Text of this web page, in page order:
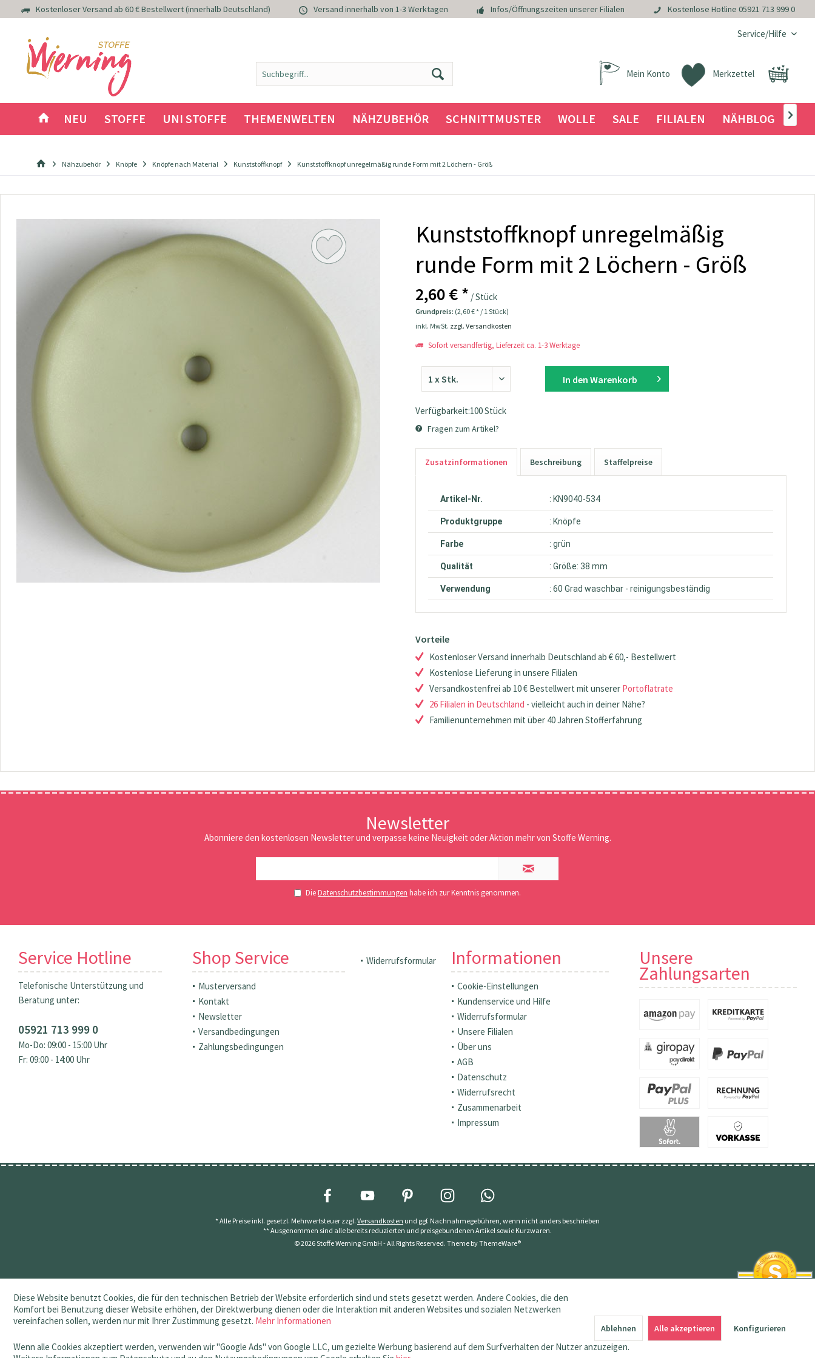
Kostenloser Versand ab 60 € Bestellwert (innerhalb Deutschland) Versand innerhalb von 1-3 Werktagen Infos/Öffnungszeiten unserer Filialen Kostenlose Hotline 05921 713 999 0
Service/Hilfe
Merkzettel
Mein Konto
NEU STOFFE UNI STOFFE THEMENWELTEN NÄHZUBEHÖR SCHNITTMUSTER WOLLE SALE FILIALEN NÄHBLOG 
Nähzubehör Knöpfe Knöpfe nach Material Kunststoffknopf Kunststoffknopf unregelmäßig runde Form mit 2 Löchern - Größ
Kunststoffknopf unregelmäßig
runde Form mit 2 Löchern - Größ
2,60 € * / Stück
Grundpreis: (2,60 € * / 1 Stück)
inkl. MwSt. zzgl. Versandkosten
Sofort versandfertig, Lieferzeit ca. 1-3 Werktage
In den Warenkorb
Verfügbarkeit:100 Stück
Fragen zum Artikel?
Zusatzinformationen Beschreibung Staffelpreise
Artikel-Nr. : KN9040-534
Produktgruppe : Knöpfe
Farbe : grün
Qualität : Größe: 38 mm
Verwendung : 60 Grad waschbar - reinigungsbeständig
Vorteile
Kostenloser Versand innerhalb Deutschland ab € 60,- Bestellwert
Kostenlose Lieferung in unsere Filialen
Versandkostenfrei ab 10 € Bestellwert mit unserer Portoflatrate
26 Filialen in Deutschland - vielleicht auch in deiner Nähe?
Familienunternehmen mit über 40 Jahren Stofferfahrung
Newsletter
Abonniere den kostenlosen Newsletter und verpasse keine Neuigkeit oder Aktion mehr von Stoffe Werning.
DieDatenschutzbestimmungen habe ich zur Kenntnis genommen.
Service Hotline
Telefonische Unterstützung und
Beratung unter:
05921 713 999 0
Mo-Do: 09:00 - 15:00 Uhr
Fr: 09:00 - 14:00 Uhr
Shop Service
Musterversand
Kontakt
Newsletter
Versandbedingungen
Zahlungsbedingungen
Widerrufsformular Informationen
Cookie-Einstellungen
Kundenservice und Hilfe
Widerrufsformular
Unsere Filialen
Über uns
AGB
Datenschutz
Widerrufsrecht
Zusammenarbeit
Impressum
Unsere
Zahlungsarten
* Alle Preise inkl. gesetzl. Mehrwertsteuer zzgl. Versandkosten und ggf. Nachnahmegebühren, wenn nicht anders beschrieben
** Ausgenommen sind alle bereits reduzierten und preisgebundenen Artikel sowie Kurzwaren.
© 2026 Stoffe Werning GmbH - All Rights Reserved. Theme byThemeWare®
Diese Website benutzt Cookies, die für den technischen Betrieb der Website erforderlich sind und stets gesetzt werden. Andere Cookies, die den
Komfort bei Benutzung dieser Website erhöhen, der Direktwerbung dienen oder die Interaktion mit anderen Websites und sozialen Netzwerken
vereinfachen sollen, werden nur mit Ihrer Zustimmung gesetzt. Mehr Informationen
Wenn alle Cookies akzeptiert werden, verwenden wir "Google Ads" von Google LLC, um gezielte Werbung basierend auf dem Surfverhalten der Nutzer anzuzeigen.
Ablehnen Alle akzeptieren Konfigurieren
aus 145 Bewertungen